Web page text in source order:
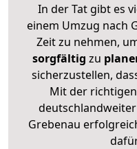
In der Tat gibt es
einem Umzug nach
Zeit zu nehmen,
sorgfältig zu
sicherzustellen,
Mit der
Grebenau